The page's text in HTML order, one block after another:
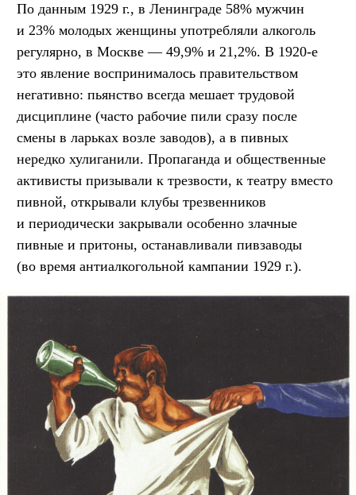
По данным 1929 г., в Ленинграде 58% мужчин
и 23% молодых женщины употребляли алкоголь
регулярно, в Москве — 49,9% и 21,2%. В 1920-е
это явление воспринималось правительством
негативно: пьянство всегда мешает трудовой
дисциплине (часто рабочие пили сразу после
смены в ларьках возле заводов), а в пивных
нередко хулиганили. Пропаганда и общественные
активисты призывали к трезвости, к театру вместо
пивной, открывали клубы трезвенников
и периодически закрывали особенно злачные
пивные и притоны, останавливали пивзаводы
(во время антиалкогольной кампании 1929 г.).